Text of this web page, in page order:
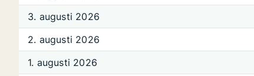
3. augusti 2026
2. augusti 2026
1. augusti 2026